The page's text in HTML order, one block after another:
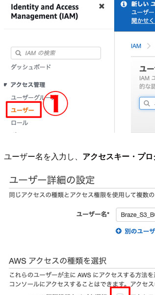
ユーザー名を入力し、 アクセスキー・プ